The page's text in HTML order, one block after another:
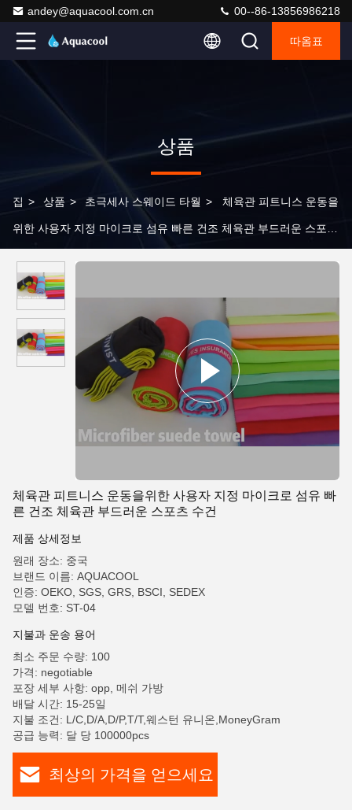
andey@aquacool.com.cn 00--86-13856986218
따옴표
상품
집 > 상품 > 초극세사 스웨이드 타월 > 체육관 피트니스 운동을
위한 사용자 지정 마이크로 섬유 빠른 건조 체육관 부드러운 스포츠
체육관 피트니스 운동을위한 사용자 지정 마이크로 섬유 빠
른 건조 체육관 부드러운 스포츠 수건
제품 상세정보
원래 장소: 중국
브랜드 이름: AQUACOOL
인증: OEKO, SGS, GRS, BSCI, SEDEX
모델 번호: ST-04
지불과 운송 용어
최소 주문 수량: 100
가격: negotiable
포장 세부 사항: opp, 메쉬 가방
배달 시간: 15-25일
지불 조건: L/C,D/A,D/P,T/T,웨스턴 유니온,MoneyGram
공급 능력: 달 당 100000pcs
최상의 가격을 얻으세요